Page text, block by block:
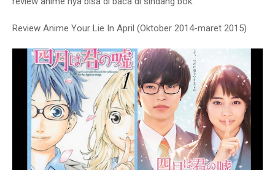
Review Anime Your Lie In April (Oktober 2014-maret 2015)